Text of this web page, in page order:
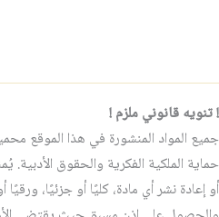
! تنويه قانوني ملزم !
جميع المواد المنشورة في هذا الموقع
حماية الملكية الفكرية والحقوق الأدبية.
أو إعادة نشر أي مادة، كليًا أو جزئيًا،